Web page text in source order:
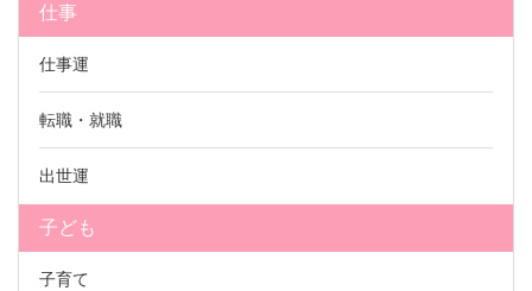
仕事
仕事運
転職・就職
出世運
子ども
子育て